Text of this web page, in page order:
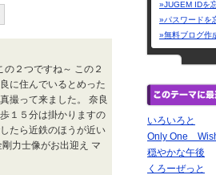
２つですね～ この２
に住んでいるとめった
撮って来ました。 奈良
１５分は掛かりますの
たら近鉄のほうが近い
力士像がお出迎え マ
»JUGEM IDを
»パスワードを
»無料ブログ作
いろいろと
Only One
穏やかな午後
くろーぜっと